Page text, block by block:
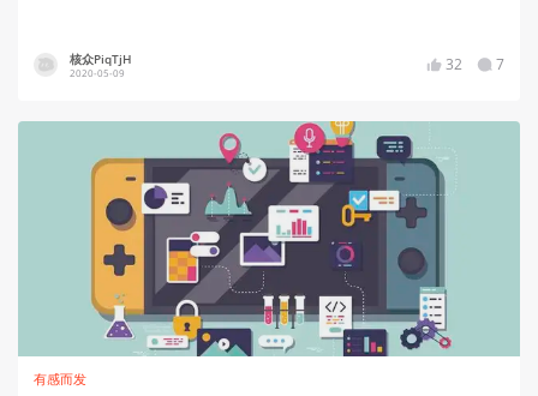
核众PiqTjH
2020-05-09 32 7
有感而发